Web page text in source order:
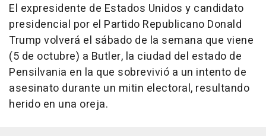
El expresidente de Estados Unidos y candidato
presidencial por el Partido Republicano Donald
Trump volverá el sábado de la semana que viene
(5 de octubre) a Butler, la ciudad del estado de
Pensilvania en la que sobrevivió a un intento de
asesinato durante un mitin electoral, resultando
herido en una oreja.